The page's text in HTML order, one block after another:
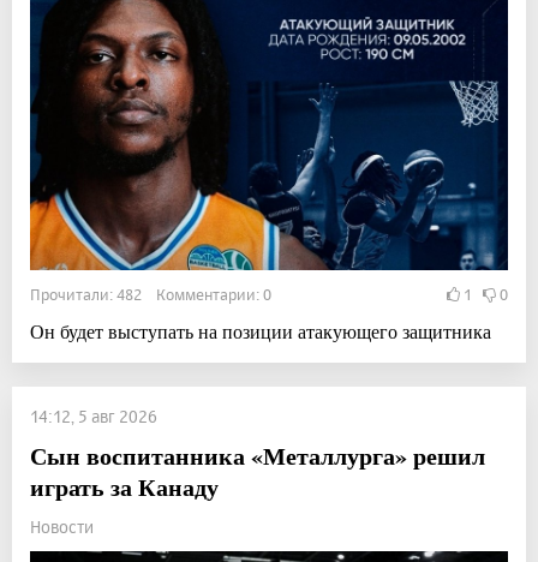
Прочитали: 482 Комментарии: 0 1 0
Он будет выступать на позиции атакующего защитника
14:12, 5 авг 2026
Сын воспитанника «Металлурга» решил
играть за Канаду
Новости